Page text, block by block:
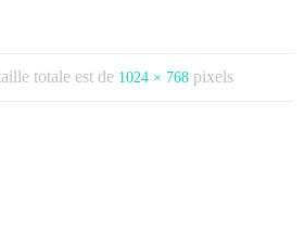
totale est de 1024 × 768 pixels